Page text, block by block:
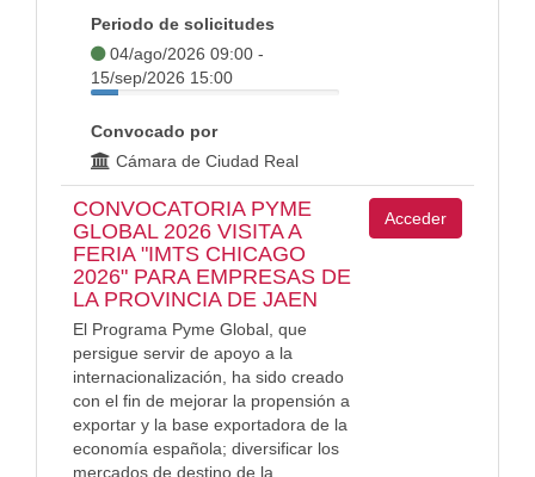
Periodo de solicitudes
04/ago/2026 09:00 -
15/sep/2026 15:00
Convocado por
Cámara de Ciudad Real
CONVOCATORIA PYME
GLOBAL 2026 VISITA A
FERIA "IMTS CHICAGO
2026" PARA EMPRESAS DE
LA PROVINCIA DE JAEN
El Programa Pyme Global, que
persigue servir de apoyo a la
internacionalización, ha sido creado
con el fin de mejorar la propensión a
exportar y la base exportadora de la
economía española; diversificar los
mercados de destino de la
Acceder